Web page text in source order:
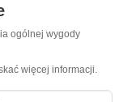
ogólnej wygody
więcej informacji.